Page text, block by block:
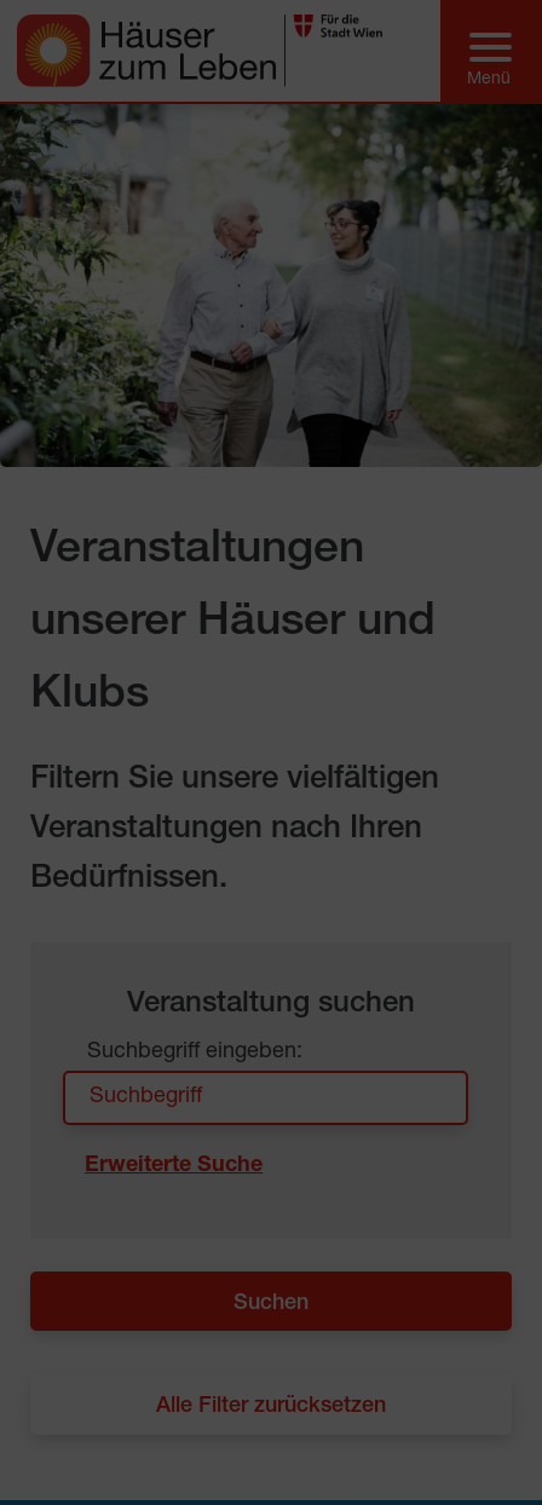
Veranstaltungen
unserer Häuser und
Klubs
Filtern Sie unsere vielfältigen
Veranstaltungen nach Ihren
Bedürfnissen.
Veranstaltung suchen
Suchbegriff eingeben:
Erweiterte Suche
Alle Filter zurücksetzen